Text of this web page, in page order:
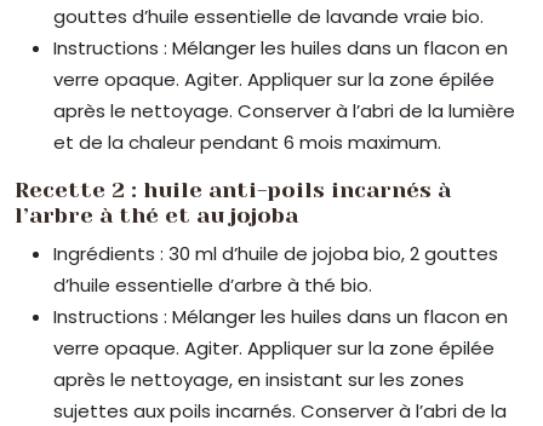
gouttes d’huile essentielle de lavande vraie bio.
Instructions : Mélanger les huiles dans un flacon en
verre opaque. Agiter. Appliquer sur la zone épilée
après le nettoyage. Conserver à l’abri de la lumière
et de la chaleur pendant 6 mois maximum.
Recette 2 : huile anti-poils incarnés à
l’arbre à thé et au jojoba
Ingrédients : 30 ml d’huile de jojoba bio, 2 gouttes
d’huile essentielle d’arbre à thé bio.
Instructions : Mélanger les huiles dans un flacon en
verre opaque. Agiter. Appliquer sur la zone épilée
après le nettoyage, en insistant sur les zones
sujettes aux poils incarnés. Conserver à l’abri de la